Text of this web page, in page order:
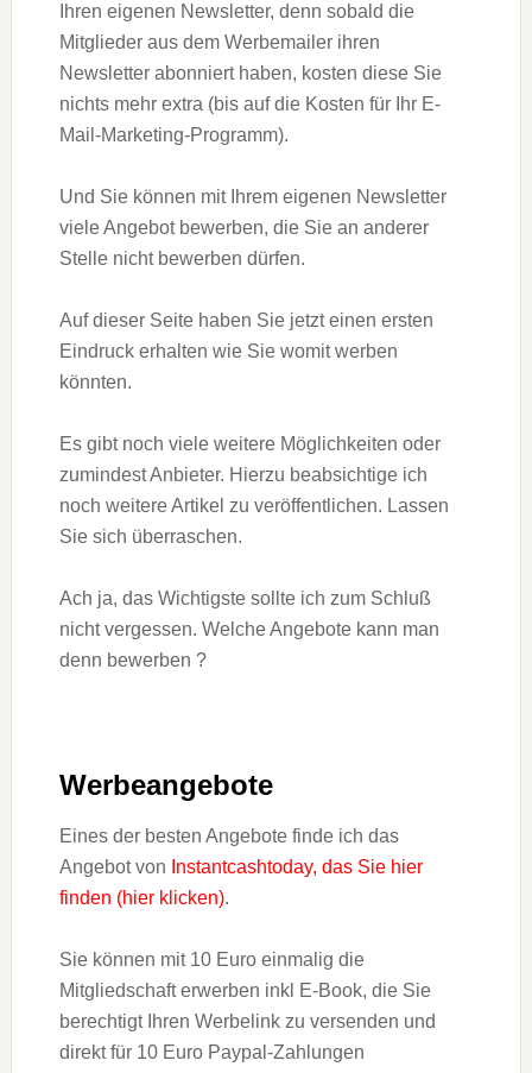
Ihren eigenen Newsletter, denn sobald die
Mitglieder aus dem Werbemailer ihren
Newsletter abonniert haben, kosten diese Sie
nichts mehr extra (bis auf die Kosten für Ihr E-
Mail-Marketing-Programm).
Und Sie können mit Ihrem eigenen Newsletter
viele Angebot bewerben, die Sie an anderer
Stelle nicht bewerben dürfen.
Auf dieser Seite haben Sie jetzt einen ersten
Eindruck erhalten wie Sie womit werben
könnten.
Es gibt noch viele weitere Möglichkeiten oder
zumindest Anbieter. Hierzu beabsichtige ich
noch weitere Artikel zu veröffentlichen. Lassen
Sie sich überraschen.
Ach ja, das Wichtigste sollte ich zum Schluß
nicht vergessen. Welche Angebote kann man
denn bewerben ?
Werbeangebote
Eines der besten Angebote finde ich das
Angebot von Instantcashtoday, das Sie hier
finden (hier klicken).
Sie können mit 10 Euro einmalig die
Mitgliedschaft erwerben inkl E-Book, die Sie
berechtigt Ihren Werbelink zu versenden und
direkt für 10 Euro Paypal-Zahlungen